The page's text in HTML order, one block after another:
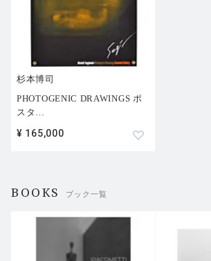
杉本博司
PHOTOGENIC DRAWINGS ポ
スタ
¥ 165,000
BOOKS ブック一覧